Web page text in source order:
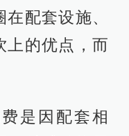
配套设施、
上的优点，而
是因配套相